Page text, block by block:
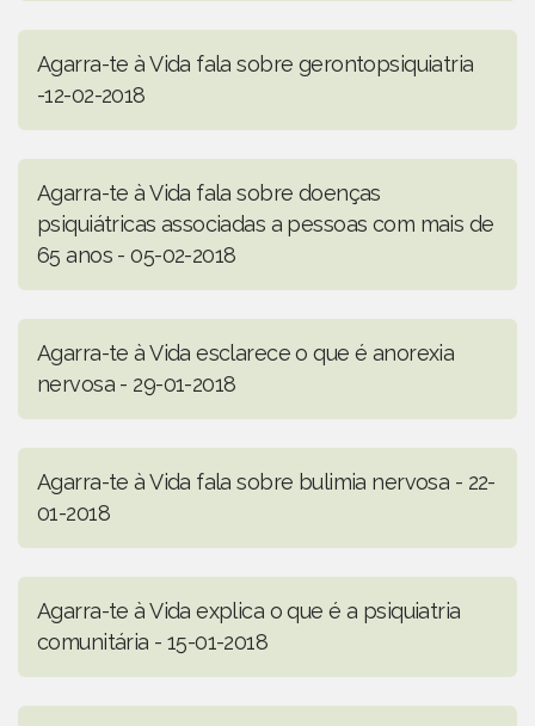
Agarra-te à Vida fala sobre gerontopsiquiatria
-12-02-2018
Agarra-te à Vida fala sobre doenças
psiquiátricas associadas a pessoas com mais de
65 anos - 05-02-2018
Agarra-te à Vida esclarece o que é anorexia
nervosa - 29-01-2018
Agarra-te à Vida fala sobre bulimia nervosa - 22-
01-2018
Agarra-te à Vida explica o que é a psiquiatria
comunitária - 15-01-2018